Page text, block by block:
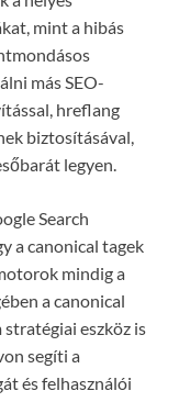
mint a hibás
más SEO-
hreflang
biztosításával,
legyen.
Search
a canonical tagek
mindig a
a canonical
eszköz is
segíti a
és felhasználói